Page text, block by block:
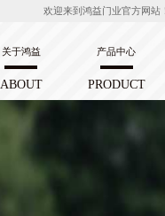
欢迎来到鸿益门业官方网站
关于鸿益
ABOUT
产品中心
PRODUCT